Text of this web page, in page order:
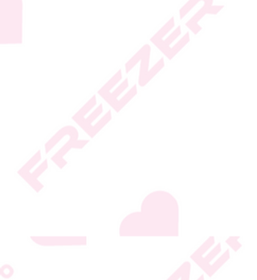
גבי האריזה
* טעות סופר בתיאור המוצר
או במחירו לא תחייב את